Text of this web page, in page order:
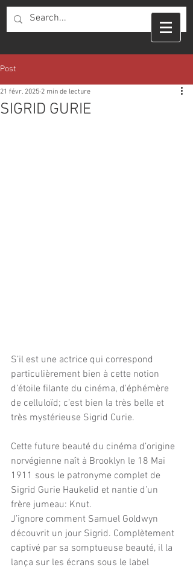
Post
SIGRID GURIE
21 févr. 2025 2 min de lecture
S’il est une actrice qui correspond
particulièrement bien à cette notion
d’étoile filante du cinéma, d'éphémère
de celluloïd; c’est bien la très belle et
très mystérieuse Sigrid Curie.
Cette future beauté du cinéma d’origine
norvégienne naît à Brooklyn le 18 Mai
1911 sous le patronyme complet de
Sigrid Gurie Haukelid et nantie d’un
frère jumeau: Knut.
J’ignore comment Samuel Goldwyn
découvrit un jour Sigrid. Complètement
captivé par sa somptueuse beauté, il la
lança sur les écrans sous le label